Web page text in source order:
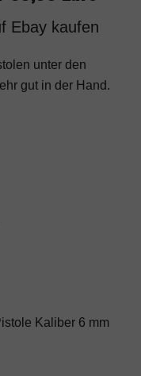
Ebay kaufen
unter den
gut in der Hand.
Kaliber 6 mm